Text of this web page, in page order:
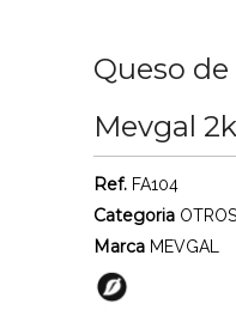
Queso
Mevgal
Ref. FA104
Categoria
Marca MEVGAL